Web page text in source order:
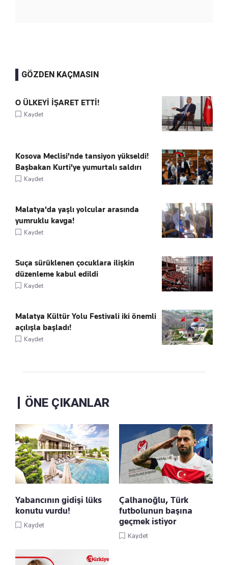
GÖZDEN KAÇMASIN
O ÜLKEYİ İŞARET ETTİ!
Kaydet
Kosova Meclisi'nde tansiyon yükseldi!
Başbakan Kurti'ye yumurtalı saldırı
Kaydet
Malatya'da yaşlı yolcular arasında
yumruklu kavga!
Kaydet
Suça sürüklenen çocuklara ilişkin
düzenleme kabul edildi
Kaydet
Malatya Kültür Yolu Festivali iki önemli
açılışla başladı!
Kaydet
ÖNE ÇIKANLAR
Yabancının gidişi lüks
konutu vurdu!
Kaydet
Çalhanoğlu, Türk
futbolunun başına
geçmek istiyor
Kaydet